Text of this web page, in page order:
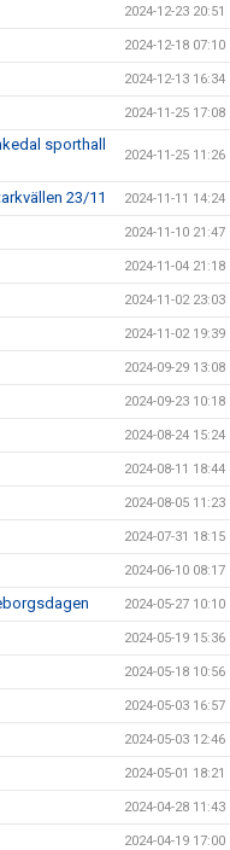
2024-12-23 20:51
2024-12-18 07:10
2024-12-13 16:34
2024-11-25 17:08
sporthall
2024-11-25 11:26
23/11 2024-11-11 14:24
2024-11-10 21:47
2024-11-04 21:18
2024-11-02 23:03
2024-11-02 19:39
2024-09-29 13:08
2024-09-23 10:18
2024-08-24 15:24
2024-08-11 18:44
2024-08-05 11:23
2024-07-31 18:15
2024-06-10 08:17
2024-05-27 10:10
2024-05-19 15:36
2024-05-18 10:56
2024-05-03 16:57
2024-05-03 12:46
2024-05-01 18:21
2024-04-28 11:43
2024-04-19 17:00